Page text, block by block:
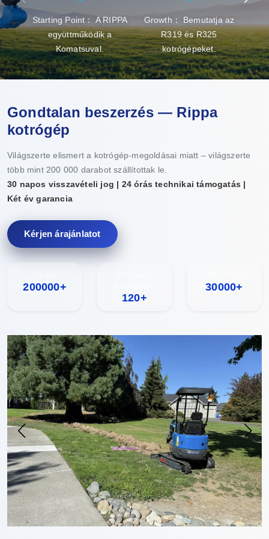
Starting Point： A RIPPA
együttműködik a
Komatsuval.
Growth： Bemutatja az
R319 és R325
kotrógépeket.
Gondtalan beszerzés — Rippa
kotrógép
Világszerte elismert a kotrógép-megoldásai miatt – világszerte
több mint 200 000 darabot szállítottak le.
30 napos visszavételi jog | 24 órás technikai támogatás |
Két év garancia
Kérjen árajánlatot
200000+
120+
30000+